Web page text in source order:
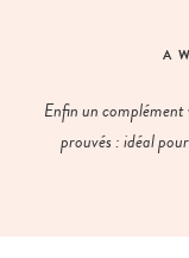
A
Enfin un
prouvés : idéal